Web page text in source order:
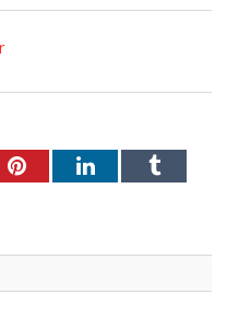
PinterestLinkedInTumblr